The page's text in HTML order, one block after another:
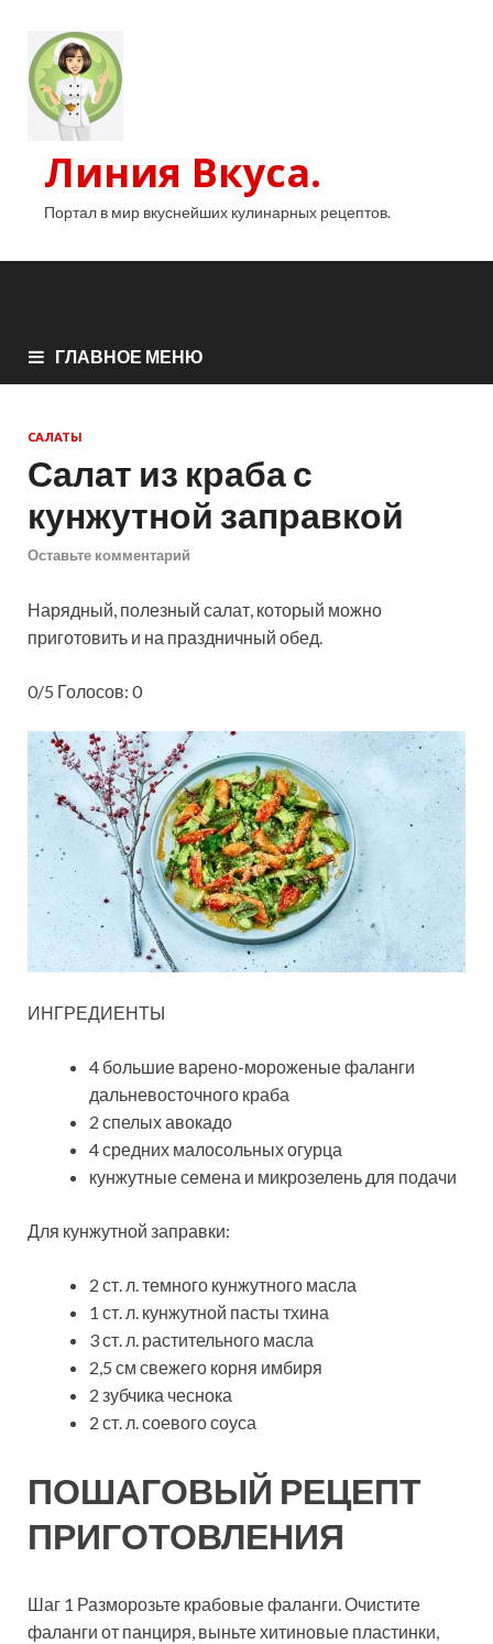
Линия Вкуса.
Портал в мир вкуснейших кулинарных рецептов.
ГЛАВНОЕ МЕНЮ
САЛАТЫ
Салат из краба с
кунжутной заправкой
Оставьте комментарий
Нарядный, полезный салат, который можно
приготовить и на праздничный обед.
0/5 Голосов: 0
ИНГРЕДИЕНТЫ
4 большие варено-мороженые фаланги
дальневосточного краба
2 спелых авокадо
4 средних малосольных огурца
кунжутные семена и микрозелень для подачи
Для кунжутной заправки:
2 ст. л. темного кунжутного масла
1 ст. л. кунжутной пасты тхина
3 ст. л. растительного масла
2,5 см свежего корня имбиря
2 зубчика чеснока
2 ст. л. соевого соуса
ПОШАГОВЫЙ РЕЦЕПТ
ПРИГОТОВЛЕНИЯ
Шаг 1 Разморозьте крабовые фаланги. Очистите
фаланги от панциря, выньте хитиновые пластинки,